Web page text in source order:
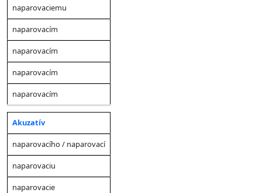
naparovaciemu
naparovacím
naparovacím
naparovacím
naparovacím
Akuzatív
naparovacího / naparovací
naparovaciu
naparovacie